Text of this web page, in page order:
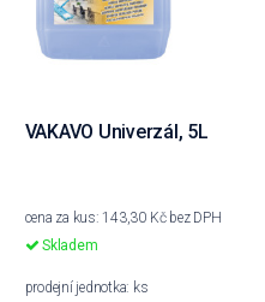
VAKAVO Univerzál, 5L
cena za kus: 143,30 Kč bez DPH
Skladem
prodejní jednotka: ks